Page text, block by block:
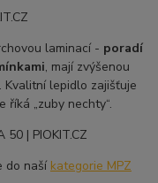
laminací - poradí
, mají zvýšenou
lepidlo zajišťuje
říká „zuby nechty“.
do naší kategorie MPZ